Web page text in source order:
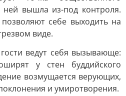
вышла из-под контроля.
себе выходить на
виде.
ведут себя вызывающе:
у стен буддийского
возмущается верующих,
и умиротворения.